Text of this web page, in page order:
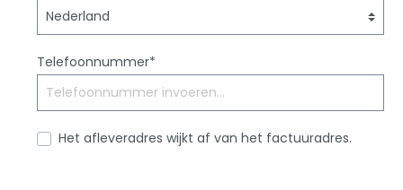
Telefoonnummer*
Het afleveradres wijkt af van het factuuradres.